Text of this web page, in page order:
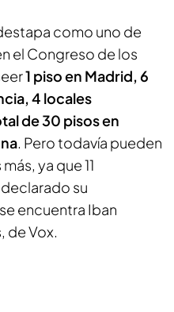
como uno de
el Congreso de los
1 piso en Madrid, 6
4 locales
de 30 pisos en
. Pero todavía pueden
ya que 11
su
encuentra Iban
de Vox.